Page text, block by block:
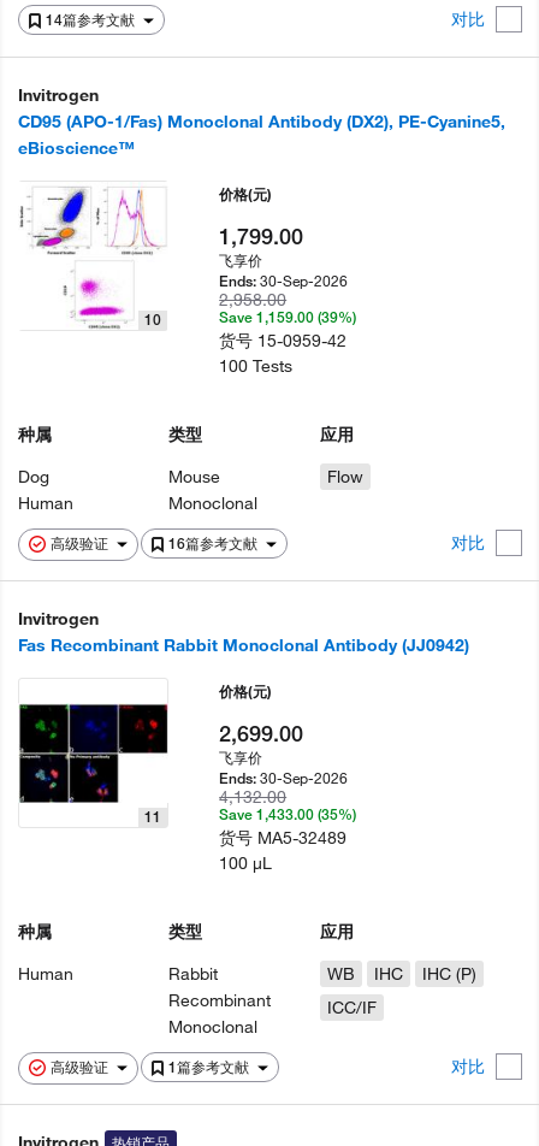
14篇参考文献 对比
Invitrogen
CD95 (APO-1/Fas) Monoclonal Antibody (DX2), PE-Cyanine5,
eBioscience™
高级验证 16篇参考文献 对比
10
种属
Dog
Human
类型
Mouse
Monoclonal
应用
Flow
价格(元)
1,799.00
飞享价
Ends:30-Sep-2026
2,958.00
Save 1,159.00 (39%)
货号 15-0959-42
100 Tests
Invitrogen
Fas Recombinant Rabbit Monoclonal Antibody (JJ0942)
高级验证 1篇参考文献 对比
11
种属
Human
类型
Rabbit
Recombinant
Monoclonal
应用
WB
IHC
IHC (P)
ICC/IF
价格(元)
2,699.00
飞享价
Ends:30-Sep-2026
4,132.00
Save 1,433.00 (35%)
货号 MA5-32489
100 µL